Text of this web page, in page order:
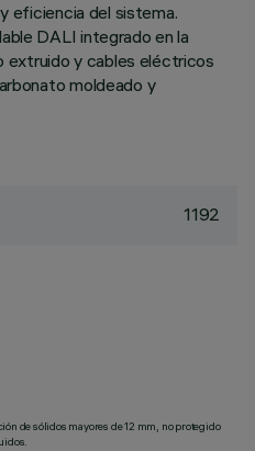
eficiencia del sistema.
DALI integrado en la
extruido y cables eléctricos
moldeado y
1192
de sólidos mayores de 12 mm, no protegido